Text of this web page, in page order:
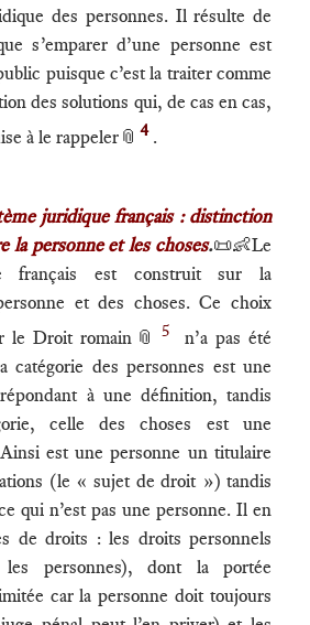
des personnes. Il résulte de
s’emparer d’une personne est
puisque c’est la traiter comme
des solutions qui, de cas en cas,
à le rappeler 📎 4 .
juridique français : distinction
la personne et les choses.📜👶Le
français est construit sur la
et des choses. Ce choix
le Droit romain 📎 5
n’a pas été
catégorie des personnes est une
à une définition, tandis
celle des choses est une
est une personne un titulaire
(le « sujet de droit ») tandis
qui n’est pas une personne. Il en
de droits : les droits personnels
personnes), dont la portée
car la personne doit toujours